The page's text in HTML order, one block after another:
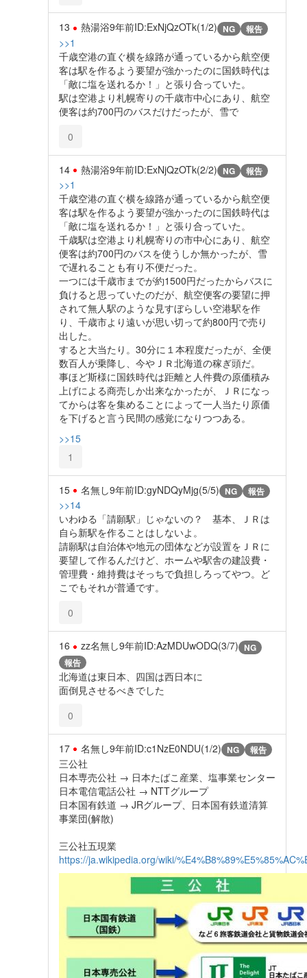
13 熱湯浴9年前ID:ExNjQzOTk(1/2) NG 報告
>>1
千歳空港の直ぐ横を線路が通っているから航空便
客は駅を作るよう要望が強かったのに国鉄時代は
「敵に塩を送れるか！」と張り合っていた。
駅は空港より札幌寄りの千歳市中心にあり、航空
便客は約700円のバスだけだったが、雪で
0
14 熱湯浴9年前ID:ExNjQzOTk(2/2) NG 報告
>>1
千歳空港の直ぐ横を線路が通っているから航空便
客は駅を作るよう要望が強かったのに国鉄時代は
「敵に塩を送れるか！」と張り合っていた。
千歳駅は空港より札幌寄りの市中心にあり、航空
便客は約700円のバスを使うしか無かったが、雪
で遅れることも有り不便だった。
一つには千歳市までが約1500円だったからバスに
負けると思っていたのだが、航空便客の要望に押
されて無人駅のような見すぼらしい空港駅を作
り、千歳市より遠いが思い切って約800円で売り
出した。
すると大当たり。30分に１本程度だったが、全便
数百人が乗降し、今やＪＲ北海道の稼ぎ頭だ。
事ほど斯様に国鉄時代は距離と人件費の原価積み
上げによる商売しか出来なかったが、ＪＲになっ
てからは客を集めることによって一人当たり原価
を下げると言う民間の感覚になりつつある。
>>15
1
15 名無し9年前ID:gyNDQyMjg(5/5) NG 報告
>>14
いわゆる「請願駅」じゃないの？ 基本、ＪＲは
自ら新駅を作ることはしないよ。
請願駅は自治体や地元の団体などが設置をＪＲに
要望して作るんだけど、ホームや駅舎の建設費・
管理費・維持費はそっちで負担しろってやつ。ど
こでもそれが普通です。
0
16 zz名無し9年前ID:AzMDUwODQ(3/7) NG
報告
北海道は東日本、四国は西日本に
面倒見させるべきでした
0
17 名無し9年前ID:c1NzE0NDU(1/2) NG 報告
三公社
日本専売公社 → 日本たばこ産業、塩事業センター
日本電信電話公社 → NTTグループ
日本国有鉄道 → JRグループ、日本国有鉄道清算
事業団(解散)
三公社五現業
https://ja.wikipedia.org/wiki/